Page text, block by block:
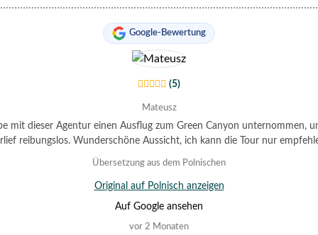
Google-Bewertung
(5)
Mateusz
mit dieser Agentur einen Ausflug zum Green Canyon unternommen,
reibungslos. Wunderschöne Aussicht, ich kann die Tour nur
Übersetzung aus dem Polnischen
Original auf Polnisch anzeigen
Auf Google ansehen
vor 2 Monaten